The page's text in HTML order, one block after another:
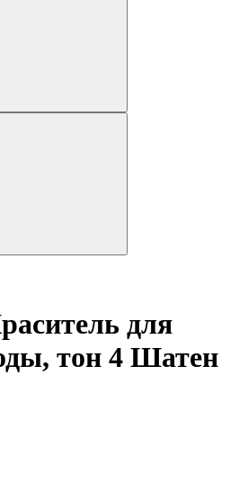
для
тон 4 Шатен